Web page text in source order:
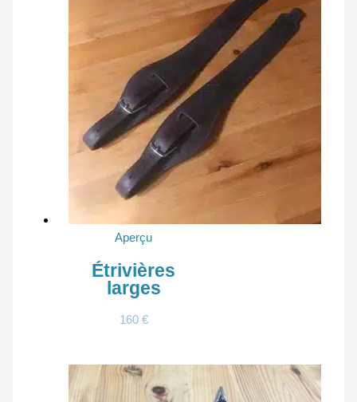
Aperçu
Étrivières
larges
160 €